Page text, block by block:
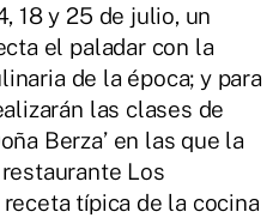
18 y 25 de julio, un
el paladar con la
de la época; y para
las clases de
Berza’ en las que la
Los
típica de la cocina